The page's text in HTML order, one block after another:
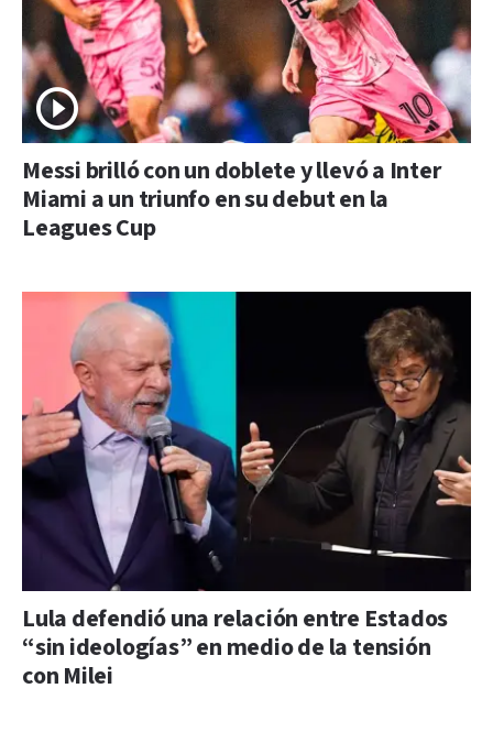
Messi brilló con un doblete y llevó a Inter
Miami a un triunfo en su debut en la
Leagues Cup
Lula defendió una relación entre Estados
“sin ideologías” en medio de la tensión
con Milei